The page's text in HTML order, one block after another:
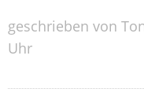
geschrieben von
Uhr